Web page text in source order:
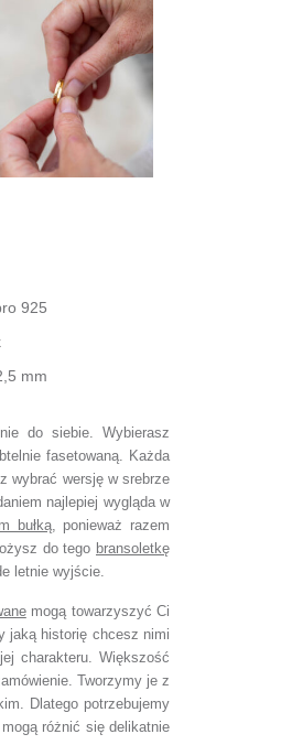
925
mm
do siebie. Wybierasz
fasetowaną. Każda
wybrać wersję w srebrze
najlepiej wygląda w
bułką, ponieważ razem
do tego bransoletkę
letnie wyjście.
mogą towarzyszyć Ci
jaką historię chcesz nimi
charakteru. Większość
Tworzymy je z
Dlatego potrzebujemy
różnić się delikatnie